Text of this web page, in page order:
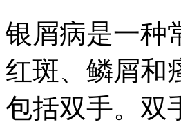
银屑病是一种
红斑、鳞屑和
包括双手。双